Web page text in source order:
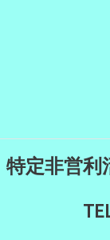
特定非営